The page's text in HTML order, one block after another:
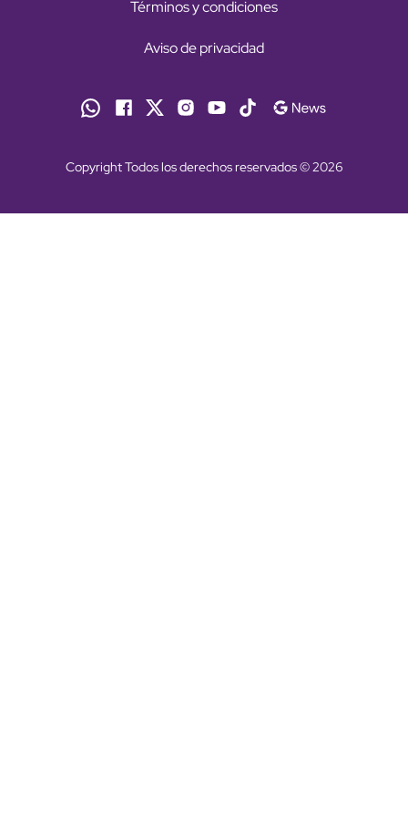
Términos y condiciones
Aviso de privacidad
Copyright Todos los derechos reservados © 2026